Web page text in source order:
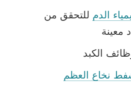
الدم للتحقق من
معينة
الكبد
نخاع العظم